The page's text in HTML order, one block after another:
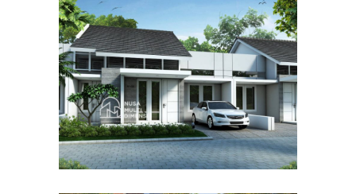
Desain Cluster Graha di
Karanggan Cibubur
DESAIN RUMAH TERBAIK